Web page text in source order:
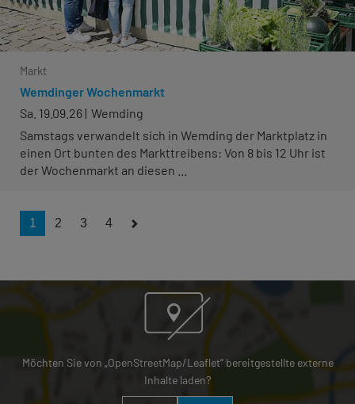
Markt
Wemdinger Wochenmarkt
Sa. 19.09.26 Wemding
Samstags verwandelt sich in Wemding der Marktplatz in
einen Ort bunten des Markttreibens: Von 8 bis 12 Uhr ist
der Wochenmarkt an diesen ...
1 2 3 4
Möchten Sie von „OpenStreetMap/Leaflet“ bereitgestellte externe
Inhalte laden?